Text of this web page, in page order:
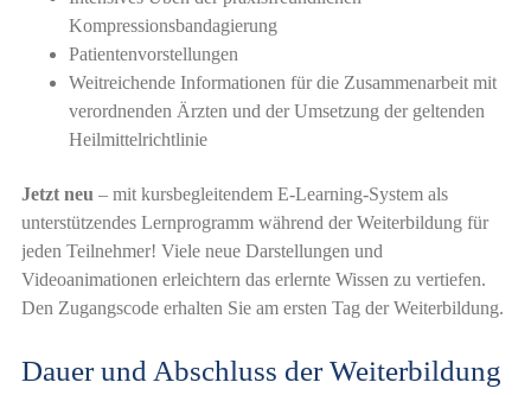
Kompressionsbandagierung
Patientenvorstellungen
Weitreichende Informationen für die Zusammenarbeit mit
verordnenden Ärzten und der Umsetzung der geltenden
Heilmittelrichtlinie
Jetzt neu – mit kursbegleitendem E-Learning-System als
unterstützendes Lernprogramm während der Weiterbildung für
jeden Teilnehmer! Viele neue Darstellungen und
Videoanimationen erleichtern das erlernte Wissen zu vertiefen.
Den Zugangscode erhalten Sie am ersten Tag der Weiterbildung.
Dauer und Abschluss der Weiterbildung